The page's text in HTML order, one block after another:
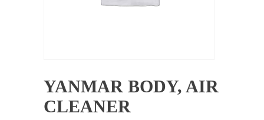
YANMAR BODY, AIR
CLEANER